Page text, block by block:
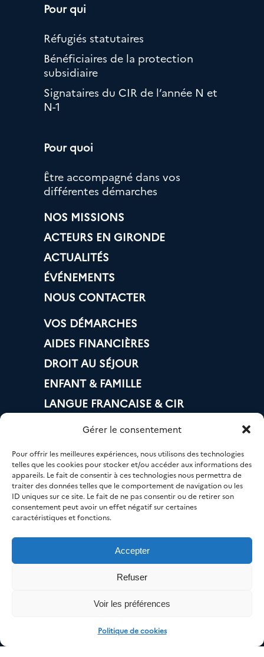
Gérer le consentement
Pour offrir les meilleures expériences, nous utilisons des technologies
telles que les cookies pour stocker et/ou accéder aux informations des
appareils. Le fait de consentir à ces technologies nous permettra de
traiter des données telles que le comportement de navigation ou les
ID uniques sur ce site. Le fait de ne pas consentir ou de retirer son
consentement peut avoir un effet négatif sur certaines
caractéristiques et fonctions.
Accepter
Refuser
Voir les préférences
Politique de cookies
Pour qui
Réfugiés statutaires
Bénéficiaires de la protection
subsidiaire
Signataires du CIR de l’année N et
N-1
Pour quoi
Être accompagné dans vos
différentes démarches
NOS MISSIONS
ACTEURS EN GIRONDE
ACTUALITÉS
ÉVÉNEMENTS
NOUS CONTACTER
VOS DÉMARCHES
AIDES FINANCIÈRES
DROIT AU SÉJOUR
ENFANT & FAMILLE
LANGUE FRANCAISE & CIR
LOGEMENT
MOBILITÉ
EMPLOI
NUMÉRIQUE
SANTÉ
/Maintenance et mise à